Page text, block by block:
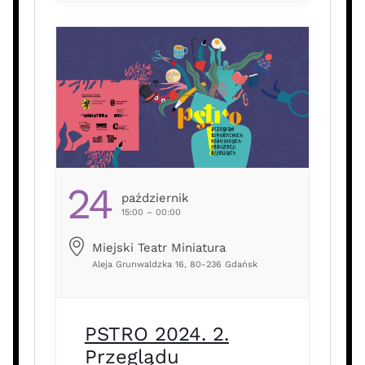
24 Październik
15:00 – 00:00
Miejski Teatr Miniatura
Aleja Grunwaldzka 16, 80-236 Gdańsk
PSTRO 2024. 2.
Przeglądu